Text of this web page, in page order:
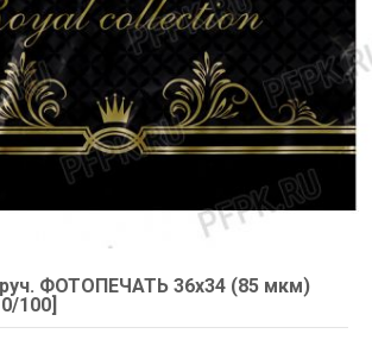
ФОТОПЕЧАТЬ 36х34 (85 мкм)
100]